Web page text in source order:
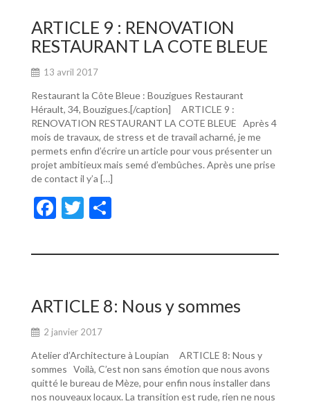
o
o
k
er
ARTICLE 9 : RENOVATION
RESTAURANT LA COTE BLEUE
13 avril 2017
Restaurant la Côte Bleue : Bouzigues Restaurant
Hérault, 34, Bouzigues.[/caption] ARTICLE 9 :
RENOVATION RESTAURANT LA COTE BLEUE Après 4
mois de travaux, de stress et de travail acharné, je me
permets enfin d’écrire un article pour vous présenter un
projet ambitieux mais semé d’embûches. Après une prise
de contact il y’a […]
F
e
o
o
k
T
itt ta
er
ARTICLE 8: Nous y sommes
2 janvier 2017
Atelier d’Architecture à Loupian ARTICLE 8: Nous y
sommes Voilà, C’est non sans émotion que nous avons
quitté le bureau de Mèze, pour enfin nous installer dans
nos nouveaux locaux. La transition est rude, rien ne nous